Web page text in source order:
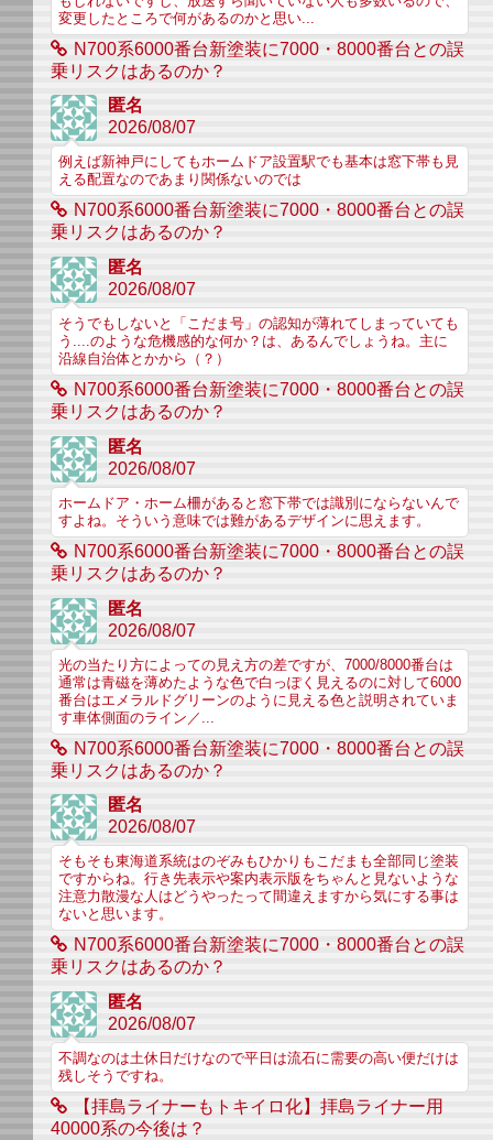
変更したところで何があるのかと思い...
N700系6000番台新塗装に7000・8000番台との誤
乗リスクはあるのか？
匿名
2026/08/07
例えば新神戸にしてもホームドア設置駅でも基本は窓下帯も見
える配置なのであまり関係ないのでは
N700系6000番台新塗装に7000・8000番台との誤
乗リスクはあるのか？
匿名
2026/08/07
そうでもしないと「こだま号」の認知が薄れてしまっていても
う....のような危機感的な何か？は、あるんでしょうね。主に
沿線自治体とかから（？）
N700系6000番台新塗装に7000・8000番台との誤
乗リスクはあるのか？
匿名
2026/08/07
ホームドア・ホーム柵があると窓下帯では識別にならないんで
すよね。そういう意味では難があるデザインに思えます。
N700系6000番台新塗装に7000・8000番台との誤
乗リスクはあるのか？
匿名
2026/08/07
光の当たり方によっての見え方の差ですが、7000/8000番台は
通常は青磁を薄めたような色で白っぽく見えるのに対して6000
番台はエメラルドグリーンのように見える色と説明されていま
す車体側面のライン／...
N700系6000番台新塗装に7000・8000番台との誤
乗リスクはあるのか？
匿名
2026/08/07
そもそも東海道系統はのぞみもひかりもこだまも全部同じ塗装
ですからね。行き先表示や案内表示版をちゃんと見ないような
注意力散漫な人はどうやったって間違えますから気にする事は
ないと思います。
N700系6000番台新塗装に7000・8000番台との誤
乗リスクはあるのか？
匿名
2026/08/07
不調なのは土休日だけなので平日は流石に需要の高い便だけは
残しそうですね。
【拝島ライナーもトキイロ化】拝島ライナー用
40000系の今後は？